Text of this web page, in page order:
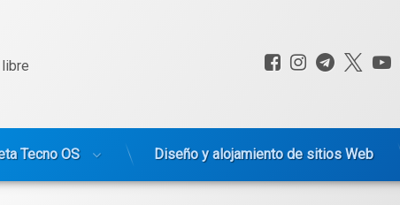
Facebook
Instagram
Tecno OS Diseño y alojamiento de sitios Web